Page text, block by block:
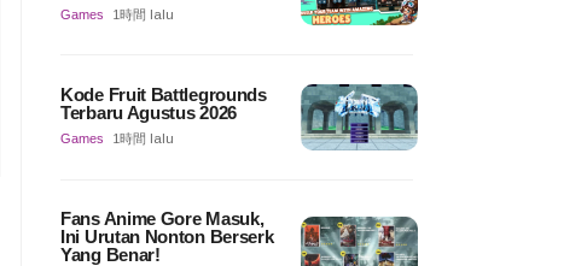
Games 1時間 lalu
Kode Fruit Battlegrounds
Terbaru Agustus 2026
Games 1時間 lalu
Fans Anime Gore Masuk,
Ini Urutan Nonton Berserk
Yang Benar!